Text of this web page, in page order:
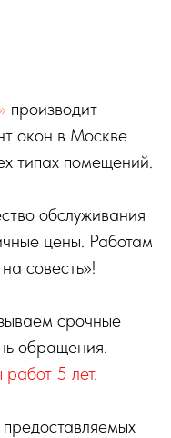
производит
окон в Москве
типах помещений.
обслуживания
цены. Работам
совесть»!
срочные
обращения.
5 лет.